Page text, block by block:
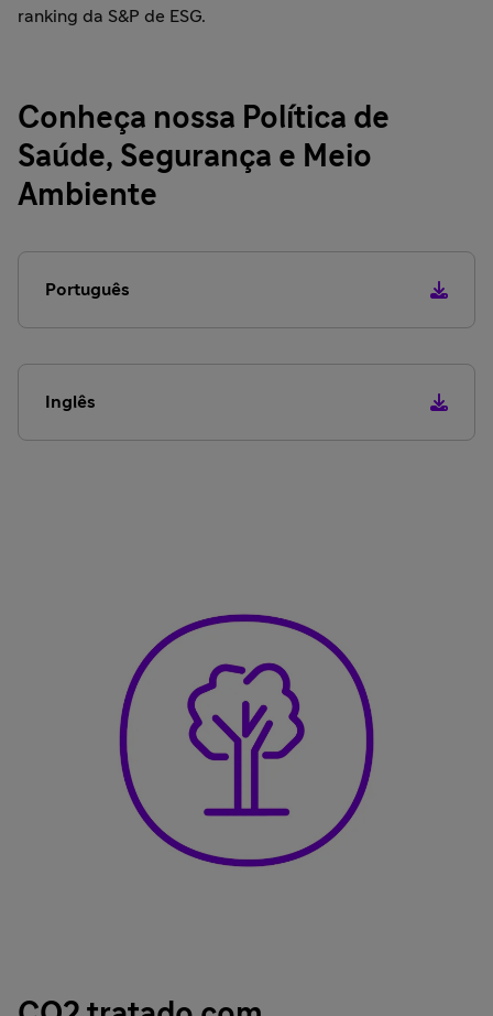
ranking da S&P de ESG.
Conheça nossa Política de
Saúde, Segurança e Meio
Ambiente
Português
Inglês